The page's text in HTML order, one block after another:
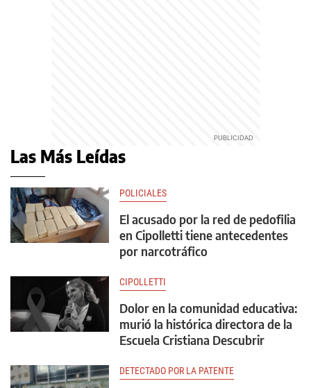
Las Más Leídas
POLICIALES
El acusado por la red de pedofilia
en Cipolletti tiene antecedentes
por narcotráfico
CIPOLLETTI
Dolor en la comunidad educativa:
murió la histórica directora de la
Escuela Cristiana Descubrir
DETECTADO POR LA PATENTE